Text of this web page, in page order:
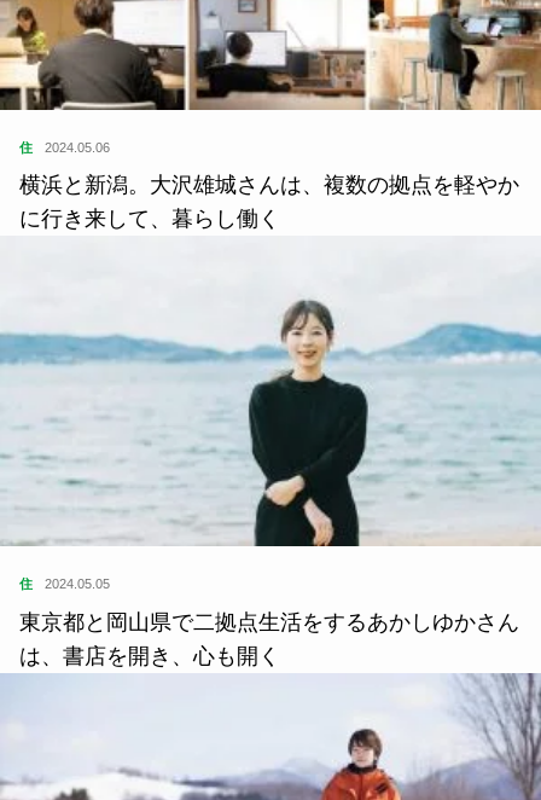
住 2024.05.06
横浜と新潟。大沢雄城さんは、複数の拠点を軽やか
に行き来して、暮らし働く
住 2024.05.05
東京都と岡山県で二拠点生活をするあかしゆかさん
は、書店を開き、心も開く